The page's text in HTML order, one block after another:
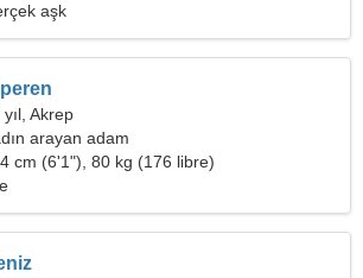
aşk
yıl, Akrep
arayan adam
cm (6'1"), 80 kg (176 libre)